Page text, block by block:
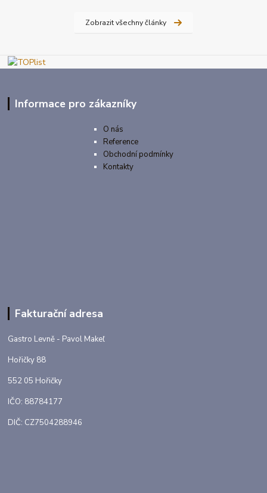
Zobrazit všechny články
Informace pro zákazníky
O nás
Reference
Obchodní podmínky
Kontakty
Fakturační adresa
Gastro Levně - Pavol Makeľ
Hořičky 88
552 05 Hořičky
IČO: 88784177
DIČ: CZ7504288946